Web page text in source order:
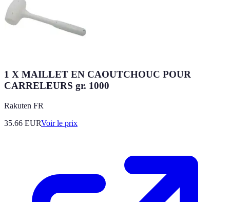
1 X MAILLET EN CAOUTCHOUC POUR
CARRELEURS gr. 1000
Rakuten FR
35.66 EURVoir le prix